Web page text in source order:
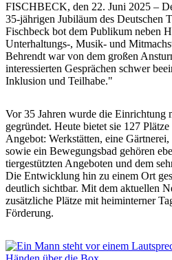
FISCHBECK, den 22. Juni 2025 –
35-jährigen Jubiläum des Deutschen
Fischbeck bot dem Publikum neben
Unterhaltungs-, Musik- und
Behrendt war von dem großen
interessierten Gesprächen schwer
Inklusion und Teilhabe."
Vor 35 Jahren wurde die Einrichtung
gegründet. Heute bietet sie 127
Angebot: Werkstätten, eine
sowie ein Bewegungsbad gehören
tiergestützten Angeboten und dem
Die Entwicklung hin zu einem Ort
deutlich sichtbar. Mit dem aktuellen
zusätzliche Plätze mit heiminterner
Förderung.